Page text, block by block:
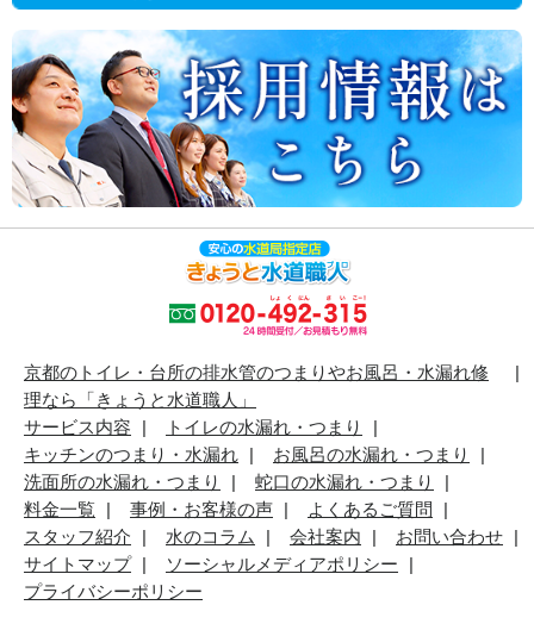
京都のトイレ・台所の排水管のつまりやお風呂・水漏れ修
理なら「きょうと水道職人」
サービス内容
トイレの水漏れ・つまり
キッチンのつまり・水漏れ
お風呂の水漏れ・つまり
洗面所の水漏れ・つまり
蛇口の水漏れ・つまり
料金一覧
事例・お客様の声
よくあるご質問
スタッフ紹介
水のコラム 会社案内
お問い合わせ
サイトマップ
ソーシャルメディアポリシー
プライバシーポリシー